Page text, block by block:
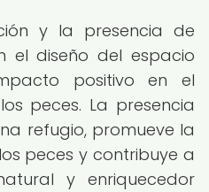
y la presencia de
el diseño del espacio
positivo en el
peces. La presencia
refugio, promueve la
peces y contribuye a
y enriquecedor